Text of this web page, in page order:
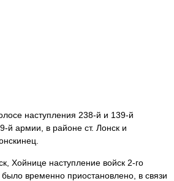
наступления 238-й и 139-й
й армии, в районе ст. Лонск и
Хойнице наступление войск 2-го
временно приостановлено, в связи